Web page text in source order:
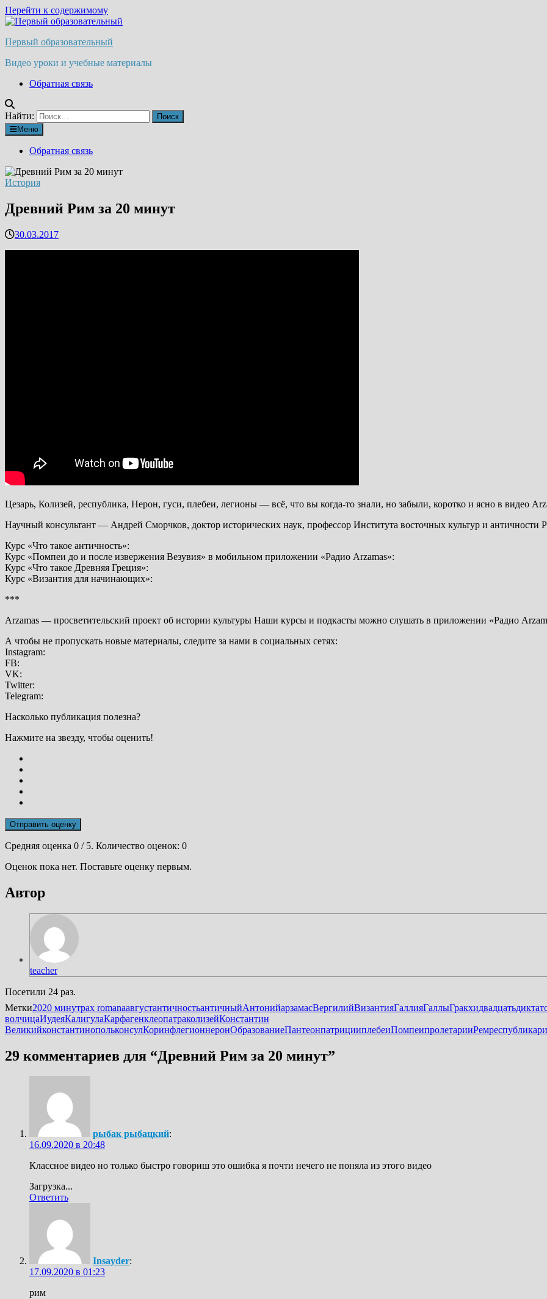
Перейти к содержимому
Первый образовательный
Видео уроки и учебные материалы
Обратная связь
Найти:
Меню
Обратная связь
История
Древний Рим за 20 минут
30.03.2017
Цезарь, Колизей, республика, Нерон, гуси, плебеи, легионы — всё, что вы когда-то знали, но забыли, коротко и ясно в видео
Научный консультант — Андрей Сморчков, доктор исторических наук, профессор Института восточных культур и античности
Курс «Что такое античность»:
Курс «Помпеи до и после извержения Везувия» в мобильном приложении «Радио Arzamas»:
Курс «Что такое Древняя Греция»:
Курс «Византия для начинающих»:
***
Arzamas — просветительский проект об истории культуры Наши курсы и подкасты можно слушать в приложении «Радио
А чтобы не пропускать новые материалы, следите за нами в социальных сетях:
Instagram:
FB:
VK:
Twitter:
Telegram:
Насколько публикация полезна?
Нажмите на звезду, чтобы оценить!
Отправить оценку
Средняя оценка 0 / 5. Количество оценок: 0
Оценок пока нет. Поставьте оценку первым.
Автор
teacher
Посетили 24 раз.
Метки2020 минутpax romanaавгустантичностьантичныйАнтонийарзамасВергилийВизантияГаллияГаллыГракхидвадцать
волчицаИудеяКалигулаКарфагенклеопатраколизейКонстантин
ВеликийконстантинопольконсулКоринфлегионнеронОбразованиеПантеонпатрицииплебеиПомпеипролетарииРемреспублика
29 комментариев для “Древний Рим за 20 минут”
рыбак рыбацкий:
16.09.2020 в 20:48
Классное видео но только быстро говориш это ошибка я почти нечего не поняла из этого видео
Загрузка...
Ответить
Insayder:
17.09.2020 в 01:23
рим